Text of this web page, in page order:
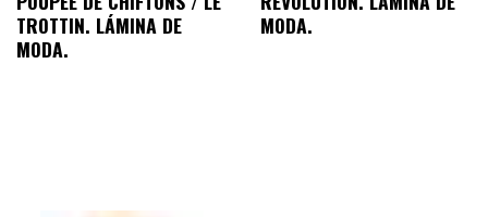
TROTTIN. LÁMINA DE
MODA.
MODA.